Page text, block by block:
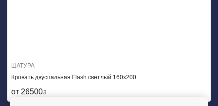
ШАТУРА
Кровать двуспальная Flash светлый 160х200
от 26500